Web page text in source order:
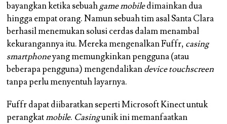
bayangkan ketika sebuahgame mobiledimainkan dua
hingga empat orang. Namun sebuah tim asal Santa Clara
berhasil menemukan solusi cerdas dalam menambal
kekurangannya itu. Mereka mengenalkan Fuffr, casing
smartphoneyang memungkinkan pengguna (atau
beberapa pengguna) mengendalikandevice touchscreen
tanpa perlu menyentuh layarnya.
Fuffr dapat diibaratkan seperti Microsoft Kinect untuk
perangkatmobile. Casingunik ini memanfaatkan